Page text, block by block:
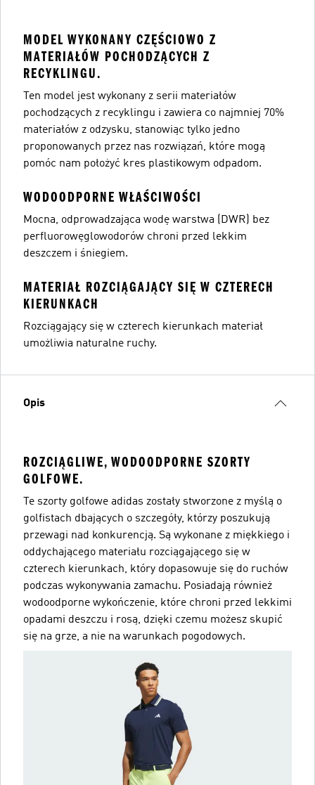
MODEL WYKONANY CZĘŚCIOWO Z
MATERIAŁÓW POCHODZĄCYCH Z
RECYKLINGU.
Ten model jest wykonany z serii materiałów
pochodzących z recyklingu i zawiera co najmniej 70%
materiałów z odzysku, stanowiąc tylko jedno
proponowanych przez nas rozwiązań, które mogą
pomóc nam położyć kres plastikowym odpadom.
WODOODPORNE WŁAŚCIWOŚCI
Mocna, odprowadzająca wodę warstwa (DWR) bez
perfluorowęglowodorów chroni przed lekkim
deszczem i śniegiem.
MATERIAŁ ROZCIĄGAJĄCY SIĘ W CZTERECH
KIERUNKACH
Rozciągający się w czterech kierunkach materiał
umożliwia naturalne ruchy.
Opis
ROZCIĄGLIWE, WODOODPORNE SZORTY
GOLFOWE.
Te szorty golfowe adidas zostały stworzone z myślą o
golfistach dbających o szczegóły, którzy poszukują
przewagi nad konkurencją. Są wykonane z miękkiego i
oddychającego materiału rozciągającego się w
czterech kierunkach, który dopasowuje się do ruchów
podczas wykonywania zamachu. Posiadają również
wodoodporne wykończenie, które chroni przed lekkimi
opadami deszczu i rosą, dzięki czemu możesz skupić
się na grze, a nie na warunkach pogodowych.